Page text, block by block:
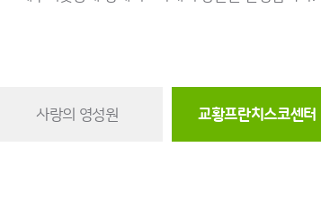
사랑의 영성원 교황프란치스코센터